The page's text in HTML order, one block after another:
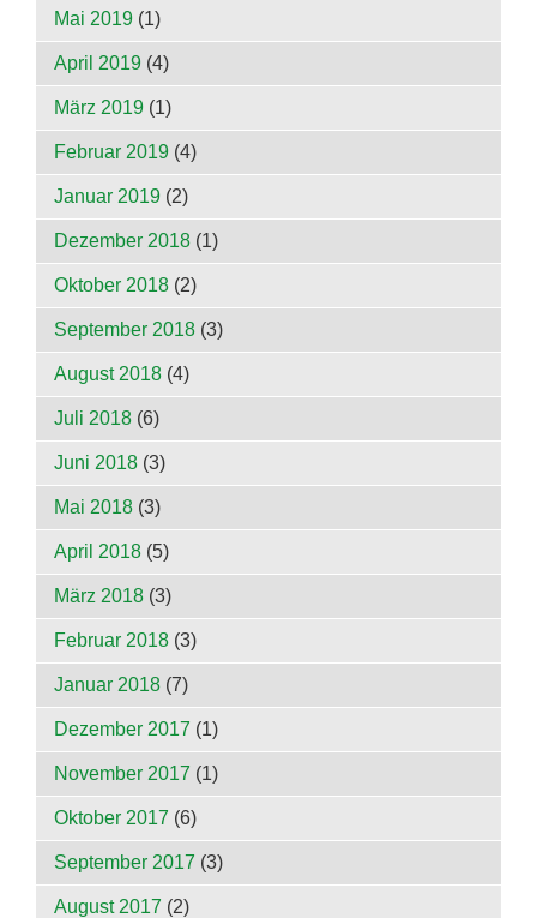
Mai 2019 (1)
April 2019 (4)
März 2019 (1)
Februar 2019 (4)
Januar 2019 (2)
Dezember 2018 (1)
Oktober 2018 (2)
September 2018 (3)
August 2018 (4)
Juli 2018 (6)
Juni 2018 (3)
Mai 2018 (3)
April 2018 (5)
März 2018 (3)
Februar 2018 (3)
Januar 2018 (7)
Dezember 2017 (1)
November 2017 (1)
Oktober 2017 (6)
September 2017 (3)
August 2017 (2)